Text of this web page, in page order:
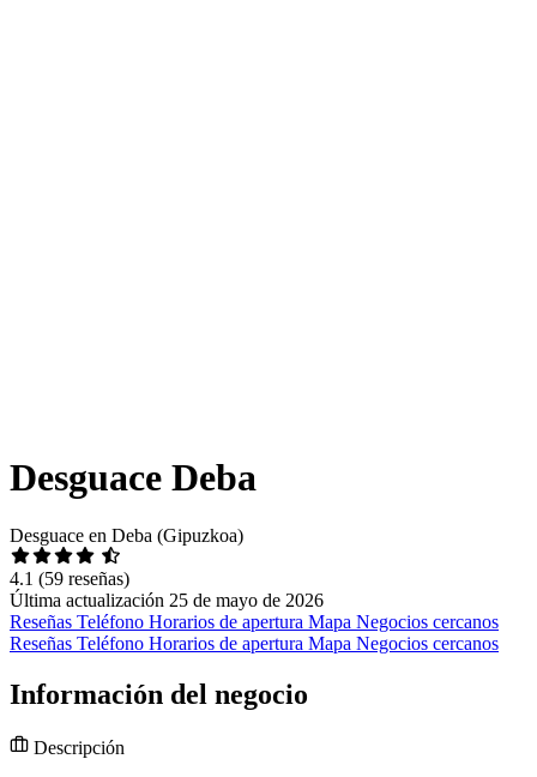
Desguace Deba
Desguace en Deba (Gipuzkoa)
4.1 (59 reseñas)
Última actualización 25 de mayo de 2026
Reseñas Teléfono Horarios de apertura Mapa Negocios cercanos
Reseñas Teléfono Horarios de apertura Mapa Negocios cercanos
Información del negocio
Descripción